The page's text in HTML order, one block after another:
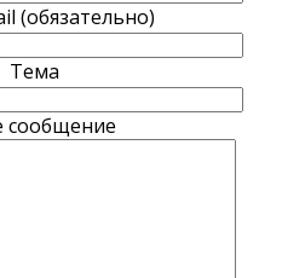
(обязательно)
Тема
сообщение